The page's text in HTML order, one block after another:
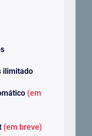
ilimitado
(em
(em breve)